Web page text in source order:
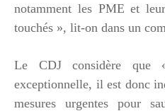
notamment les PME et
touchés », lit-on dans un
Le CDJ considère que
exceptionnelle, il est donc
mesures urgentes pour